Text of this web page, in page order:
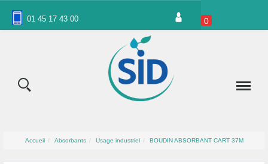
01 45 17 43 00 0
Accueil Absorbants Usage industriel BOUDIN ABSORBANT CART 37M